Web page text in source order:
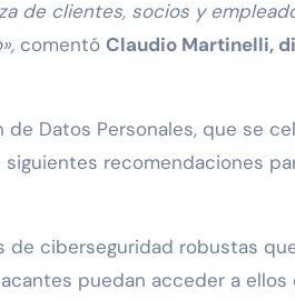
de clientes, socios y
comentó Claudio Martinelli,
de Datos Personales, que se
recomendaciones
de ciberseguridad robustas
puedan acceder a